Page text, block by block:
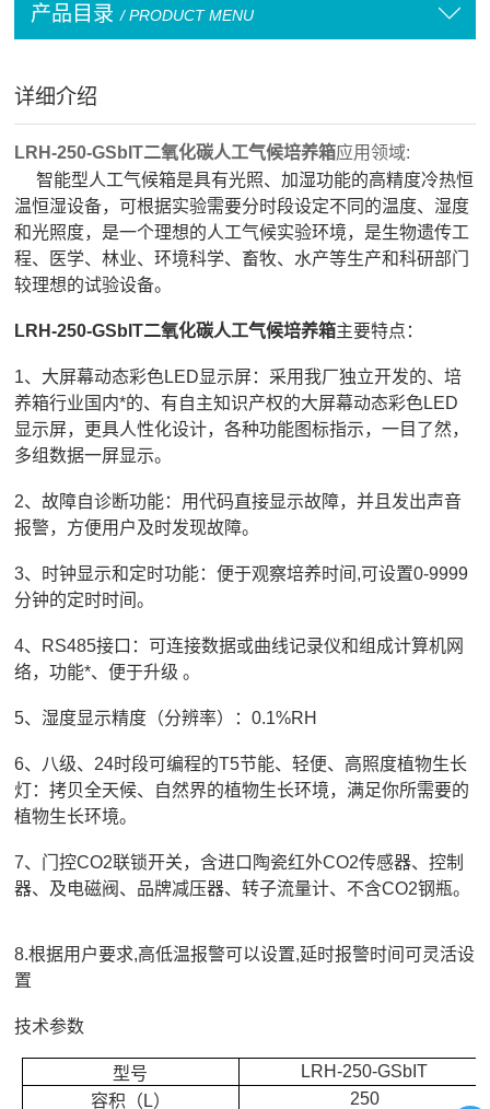
产品目录 / PRODUCT MENU
详细介绍
LRH-250-GSbIT二氧化碳人工气候培养箱应用领域:
智能型人工气候箱是具有光照、加湿功能的高精度冷热恒
温恒湿设备，可根据实验需要分时段设定不同的温度、湿度
和光照度，是一个理想的人工气候实验环境，是生物遗传工
程、医学、林业、环境科学、畜牧、水产等生产和科研部门
较理想的试验设备。
LRH-250-GSbIT二氧化碳人工气候培养箱主要特点：
1、大屏幕动态彩色LED显示屏：采用我厂独立开发的、培
养箱行业国内*的、有自主知识产权的大屏幕动态彩色LED
显示屏，更具人性化设计，各种功能图标指示，一目了然，
多组数据一屏显示。
2、故障自诊断功能：用代码直接显示故障，并且发出声音
报警，方便用户及时发现故障。
3、时钟显示和定时功能：便于观察培养时间,可设置0-9999
分钟的定时时间。
4、RS485接口：可连接数据或曲线记录仪和组成计算机网
络，功能*、便于升级 。
5、湿度显示精度（分辨率）：0.1%RH
6、八级、24时段可编程的T5节能、轻便、高照度植物生长
灯：拷贝全天候、自然界的植物生长环境，满足你所需要的
植物生长环境。
7、门控CO2联锁开关，含进口陶瓷红外CO2传感器、控制
器、及电磁阀、品牌减压器、转子流量计、不含CO2钢瓶。
8.根据用户要求,高低温报警可以设置,延时报警时间可灵活设
置
技术参数
型号
LRH-250-GSbIT
容积（L）
250